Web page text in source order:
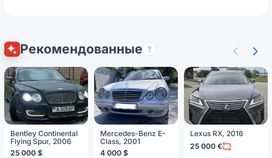
Рекомендованные ?
Bentley Continental
Flying Spur, 2006
25 000 $
Mercedes-Benz E-
Class, 2001
4 000 $
Lexus RX, 2016
25 000 €